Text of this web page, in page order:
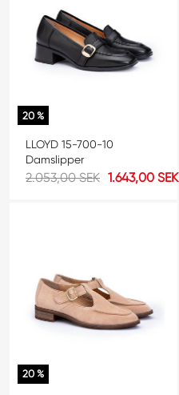
20 %
LLOYD 15-700-10
Damslipper
2.053,00 SEK 1.643,00 SEK
20 %